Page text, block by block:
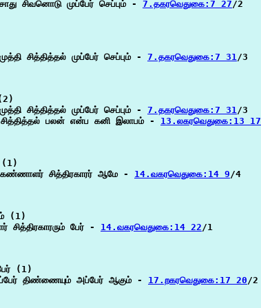
சிவனொடு முப்பேர் செப்பும் - 7.தகரவெதுகை:7 27/2
சித்தித்தல் முப்பேர் செப்பும் - 7.தகரவெதுகை:7 31/3
சித்தித்தல் முப்பேர் செப்பும் - 7.தகரவெதுகை:7 31/3
பலன் என்ப கனி இலாபம் - 13.லகரவெதுகை:13 17
(1)
சித்திரகாரர் ஆமே - 14.வகரவெதுகை:14 9/4
(1)
சித்திரகாரரும் பேர் - 14.வகரவெதுகை:14 22/1
(1)
திண்ணையும் அப்பேர் ஆகும் - 17.றகரவெதுகை:17 20/2